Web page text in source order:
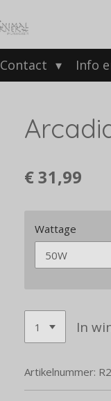
Contact Info
€ 31,99
Wattage
In
Artikelnummer: